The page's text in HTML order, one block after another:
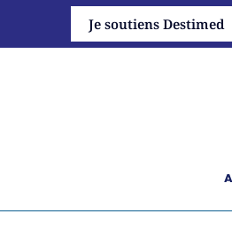
Je soutiens Destimed